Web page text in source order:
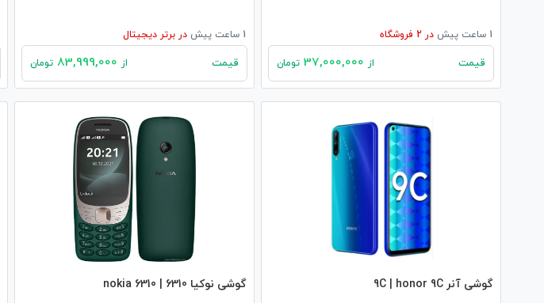
1 ساعت پیش در فروشگاه
قیمت از تومان
1 ساعت پیش در برتر دیجیتال
قیمت از تومان
گوشی آنر 9C | honor 9C گوشی نوکیا 6310 | nokia 6310